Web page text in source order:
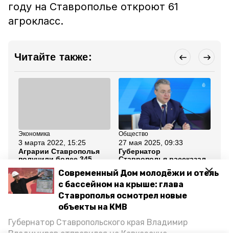
Современный Дом молодёжи и отель
с бассейном на крыше: глава
Ставрополья осмотрел новые
объекты на КМВ
Губернатор Ставропольского края Владимир
Владимиров отправился на Кавказские
году на Ставрополье откроют 61
агрокласс.
Читайте также:
Экономика
3 марта 2022, 15:25
Аграрии Ставрополья
получили более 345
миллионов рублей на
страхование урожая
озимых
Общество
27 мая 2025, 09:33
Губернатор
Ставрополья рассказал
Кавказского
инвестфорума
Все новости